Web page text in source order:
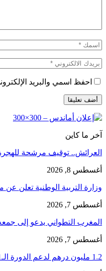
احفظ اسمي والبريد
آخر ما كاين
العرائش.. توقيف مرشحة
أغسطس 8, 2026
وزارة التربية الوطنية تعلن
أغسطس 7, 2026
المغرب التطواني يدعو إلى
أغسطس 7, 2026
1.2 مليون درهم لدعم الدورة الـ31 لمهرجان تطوان لسينما البحر…